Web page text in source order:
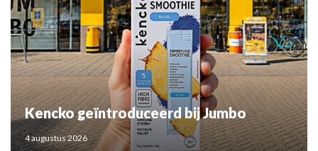
Kencko geïntroduceerd bij Jumbo
4 augustus 2026